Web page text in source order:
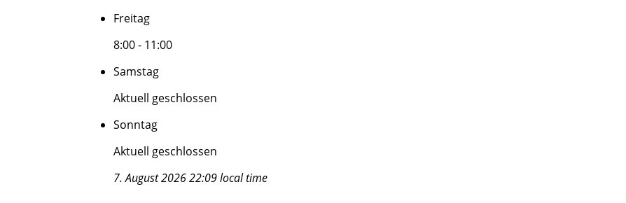
Freitag
8:00 - 11:00
Samstag
Aktuell geschlossen
Sonntag
Aktuell geschlossen
7. August 2026 22:09 local time